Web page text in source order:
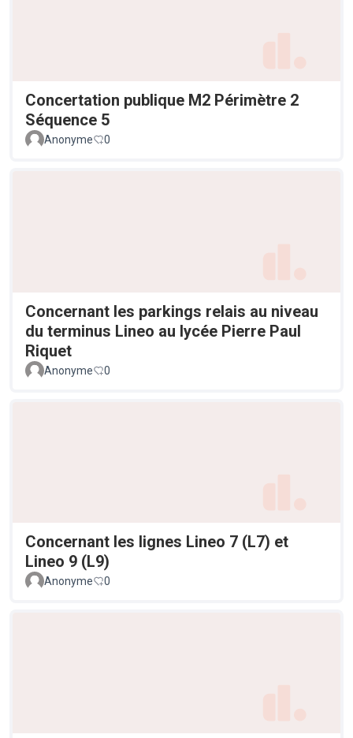
Concertation publique M2 Périmètre 2
Séquence 5
Anonyme 0
Concernant les parkings relais au niveau
du terminus Lineo au lycée Pierre Paul
Riquet
Anonyme 0
Concernant les lignes Lineo 7 (L7) et
Lineo 9 (L9)
Anonyme 0